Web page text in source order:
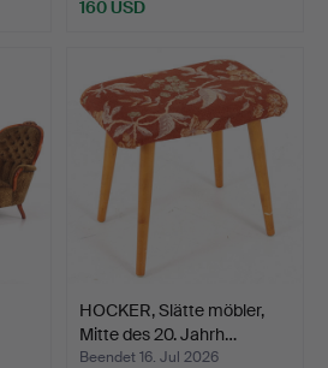
160 USD
HOCKER, Slätte möbler,
Mitte des 20. Jahrh…
Beendet 16. Jul 2026